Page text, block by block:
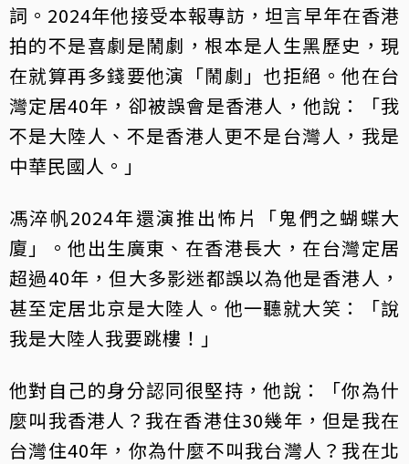
詞。2024年他接受本報專訪，坦言早年在香港
拍的不是喜劇是鬧劇，根本是人生黑歷史，現
在就算再多錢要他演「鬧劇」也拒絕。他在台
灣定居40年，卻被誤會是香港人，他說：「我
不是大陸人、不是香港人更不是台灣人，我是
中華民國人。」
馮淬帆2024年還演推出怖片「鬼們之蝴蝶大
廈」。他出生廣東、在香港長大，在台灣定居
超過40年，但大多影迷都誤以為他是香港人，
甚至定居北京是大陸人。他一聽就大笑：「說
我是大陸人我要跳樓！」
他對自己的身分認同很堅持，他說：「你為什
麼叫我香港人？我在香港住30幾年，但是我在
台灣住40年，你為什麼不叫我台灣人？我在北